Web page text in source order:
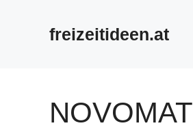
freizeitideen.at